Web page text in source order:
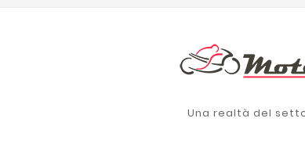
Una realtà del